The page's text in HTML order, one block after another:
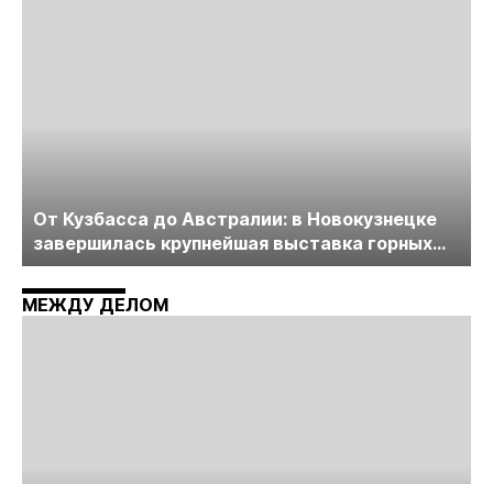
От Кузбасса до Австралии: в Новокузнецке
завершилась крупнейшая выставка горных
технологий «Недра России. Уголь России и
Майнинг»
МЕЖДУ ДЕЛОМ